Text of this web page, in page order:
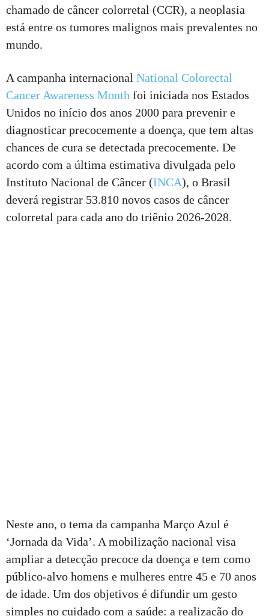
chamado de câncer colorretal (CCR), a neoplasia
está entre os tumores malignos mais prevalentes no
mundo.
A campanha internacional National Colorectal
Cancer Awareness Month foi iniciada nos Estados
Unidos no início dos anos 2000 para prevenir e
diagnosticar precocemente a doença, que tem altas
chances de cura se detectada precocemente. De
acordo com a última estimativa divulgada pelo
Instituto Nacional de Câncer (INCA), o Brasil
deverá registrar 53.810 novos casos de câncer
colorretal para cada ano do triênio 2026-2028.
Neste ano, o tema da campanha Março Azul é
‘Jornada da Vida’. A mobilização nacional visa
ampliar a detecção precoce da doença e tem como
público-alvo homens e mulheres entre 45 e 70 anos
de idade. Um dos objetivos é difundir um gesto
simples no cuidado com a saúde: a realização do